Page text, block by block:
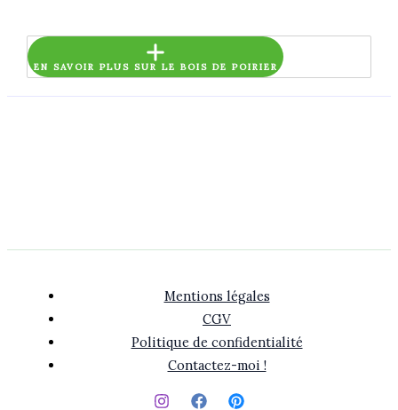
EN SAVOIR PLUS SUR LE BOIS DE POIRIER
Mentions légales
CGV
Politique de confidentialité
Contactez-moi !